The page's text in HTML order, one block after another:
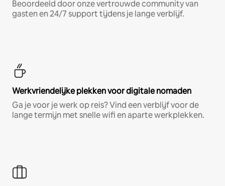
Beoordeeld door onze vertrouwde community van
gasten en 24/7 support tijdens je lange verblijf.
Werkvriendelijke plekken voor digitale nomaden
Ga je voor je werk op reis? Vind een verblijf voor de
lange termijn met snelle wifi en aparte werkplekken.